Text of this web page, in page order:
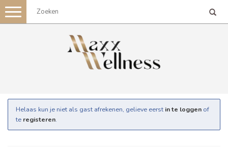
Toggle
navigation
Helaas kun je niet als gast afrekenen, gelieve eerst in te loggen of
te registeren.